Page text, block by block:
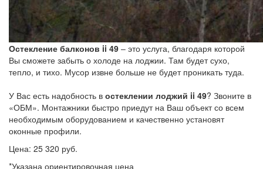
Остекление балконов ii 49 – это услуга, благодаря которой
Вы сможете забыть о холоде на лоджии. Там будет сухо,
тепло, и тихо. Мусор извне больше не будет проникать туда.
У Вас есть надобность в остеклении лоджий ii 49? Звоните в
«ОБМ». Монтажники быстро приедут на Ваш объект со всем
необходимым оборудованием и качественно установят
оконные профили.
Цена: 25 320 руб.
*Указана ориентировочная цена